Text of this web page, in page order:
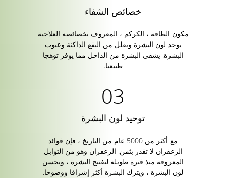
خصائص الشفاء
مكون الطاقة ، الكركم ، المعروف بخصائصه العلاجية
يوحد لون البشرة ويقلل من البقع الداكنة وعيوب
البشرة. يشفي البشرة من الداخل مما يوفر توهجا
طبيعيا.
توحيد لون البشرة
مع أكثر من 5000 عام من التاريخ ، فإن فوائد
الزعفران لا تقدر بثمن. الزعفران وهو من التوابل
المعروفة منذ فترة طويلة لتفتيح البشرة ، ويحسن
لون البشرة ، ويترك البشرة أكثر إشراقا ووضوحا.